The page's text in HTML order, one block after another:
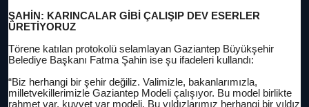
ŞAHİN: KARINCALAR GİBİ ÇALIŞIP DEV ESERLER
ÜRETİYORUZ
Törene katılan protokolü selamlayan Gaziantep Büyükşehir
Belediye Başkanı Fatma Şahin ise şu ifadeleri kullandı:
“Biz herhangi bir şehir değiliz. Valimizle, bakanlarımızla,
milletvekillerimizle Gaziantep Modeli çalışıyor. Bu model birlikte
rahmet var, kuvvet var modeli. Bu yıldızlarımız herhangi bir yıldız